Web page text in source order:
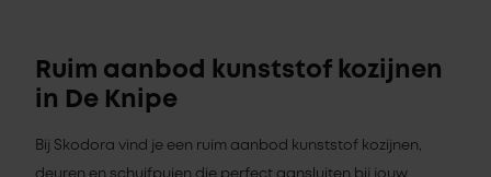
Ruim aanbod kunststof kozijnen
in De Knipe
Bij Skodora vind je een ruim aanbod kunststof kozijnen,
deuren en schuifpuien die perfect aansluiten bij jouw